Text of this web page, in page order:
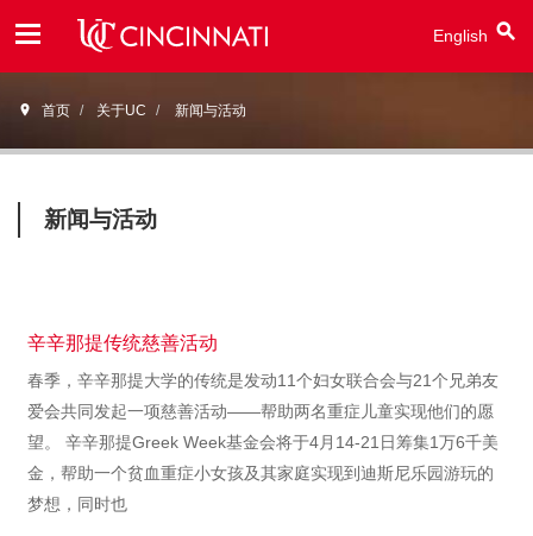
Open
Menu
English
首页 关于UC 新闻与活动
新闻与活动
辛辛那提传统慈善活动
春季，辛辛那提大学的传统是发动11个妇女联合会与21个兄弟友
爱会共同发起一项慈善活动——帮助两名重症儿童实现他们的愿
望。 辛辛那提Greek Week基金会将于4月14-21日筹集1万6千美
金，帮助一个贫血重症小女孩及其家庭实现到迪斯尼乐园游玩的
梦想，同时也